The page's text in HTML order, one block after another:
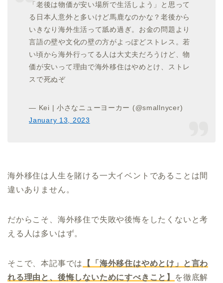
「老後は物価が安い場所で生活しよう」と思って
る日本人意外と多いけど馬鹿なのかな？老後から
いきなり海外生活って舐め過ぎ。お金の問題より
言語の壁や文化の壁の方がよっぽどストレス。若
い頃から海外行ってる人は大丈夫だろうけど、物
価が安いって理由で海外移住はやめとけ、ストレ
スで死ぬぞ
— Kei | 小さなニューヨーカー (@smallnycer)
January 13, 2023
海外移住は人生を賭ける一大イベントであることは間
違いありません。
だからこそ、海外移住で失敗や後悔をしたくないと考
える人は多いはず。
そこで、本記事では
【「海外移住はやめとけ」と言わ
れる理由と、後悔しないためにすべきこと】
を徹底解